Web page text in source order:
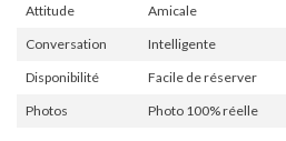
Attitude
Amicale
Conversation
Intelligente
Disponibilité
Facile de réserver
Photos
Photo 100% réelle